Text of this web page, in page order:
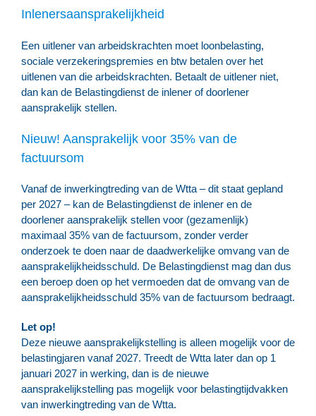
Inlenersaansprakelijkheid
Een uitlener van arbeidskrachten moet loonbelasting,
sociale verzekeringspremies en btw betalen over het
uitlenen van die arbeidskrachten. Betaalt de uitlener niet,
dan kan de Belastingdienst de inlener of doorlener
aansprakelijk stellen.
Nieuw! Aansprakelijk voor 35% van de
factuursom
Vanaf de inwerkingtreding van de Wtta – dit staat gepland
per 2027 – kan de Belastingdienst de inlener en de
doorlener aansprakelijk stellen voor (gezamenlijk)
maximaal 35% van de factuursom, zonder verder
onderzoek te doen naar de daadwerkelijke omvang van de
aansprakelijkheidsschuld. De Belastingdienst mag dan dus
een beroep doen op het vermoeden dat de omvang van de
aansprakelijkheidsschuld 35% van de factuursom bedraagt.
Let op!
Deze nieuwe aansprakelijkstelling is alleen mogelijk voor de
belastingjaren vanaf 2027. Treedt de Wtta later dan op 1
januari 2027 in werking, dan is de nieuwe
aansprakelijkstelling pas mogelijk voor belastingtijdvakken
van inwerkingtreding van de Wtta.